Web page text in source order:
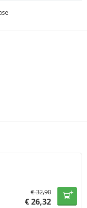
€32,90
€26,32